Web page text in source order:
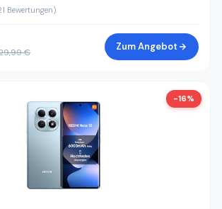
Bewertungen)
€ Zum Angebot
-16%